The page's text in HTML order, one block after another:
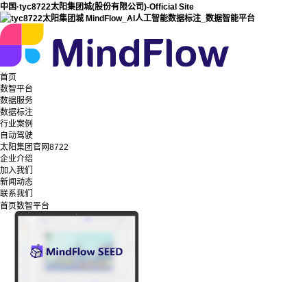
中国·tyc8722太阳集团城(股份有限公司)-Official Site
首页
数智平台
数据服务
数据标注
行业案例
自动驾驶
太阳集团官网8722
企业介绍
加入我们
新闻动态
联系我们
首页数智平台